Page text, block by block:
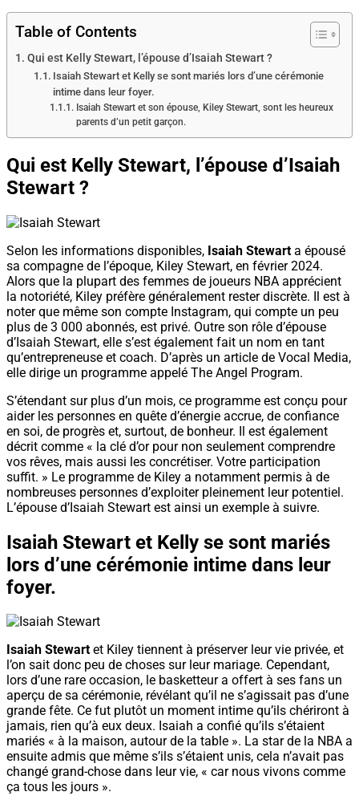
Table of Contents
Qui est Kelly Stewart, l’épouse d’Isaiah Stewart ?
Isaiah Stewart et Kelly se sont mariés lors d’une cérémonie
intime dans leur foyer.
Isaiah Stewart et son épouse, Kiley Stewart, sont les heureux
parents d’un petit garçon.
Qui est Kelly Stewart, l’épouse d’Isaiah
Stewart ?
Selon les informations disponibles, Isaiah Stewart a épousé
sa compagne de l’époque, Kiley Stewart, en février 2024.
Alors que la plupart des femmes de joueurs NBA apprécient
la notoriété, Kiley préfère généralement rester discrète. Il est à
noter que même son compte Instagram, qui compte un peu
plus de 3 000 abonnés, est privé. Outre son rôle d’épouse
d’Isaiah Stewart, elle s’est également fait un nom en tant
qu’entrepreneuse et coach. D’après un article de Vocal Media,
elle dirige un programme appelé The Angel Program.
S’étendant sur plus d’un mois, ce programme est conçu pour
aider les personnes en quête d’énergie accrue, de confiance
en soi, de progrès et, surtout, de bonheur. Il est également
décrit comme « la clé d’or pour non seulement comprendre
vos rêves, mais aussi les concrétiser. Votre participation
suffit. » Le programme de Kiley a notamment permis à de
nombreuses personnes d’exploiter pleinement leur potentiel.
L’épouse d’Isaiah Stewart est ainsi un exemple à suivre.
Isaiah Stewart et Kelly se sont mariés
lors d’une cérémonie intime dans leur
foyer.
Isaiah Stewart et Kiley tiennent à préserver leur vie privée, et
l’on sait donc peu de choses sur leur mariage. Cependant,
lors d’une rare occasion, le basketteur a offert à ses fans un
aperçu de sa cérémonie, révélant qu’il ne s’agissait pas d’une
grande fête. Ce fut plutôt un moment intime qu’ils chériront à
jamais, rien qu’à eux deux. Isaiah a confié qu’ils s’étaient
mariés « à la maison, autour de la table ». La star de la NBA a
ensuite admis que même s’ils s’étaient unis, cela n’avait pas
changé grand-chose dans leur vie, « car nous vivons comme
ça tous les jours ».